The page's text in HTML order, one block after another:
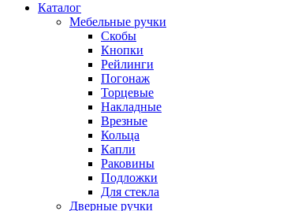
Каталог
Мебельные ручки
Скобы
Кнопки
Рейлинги
Погонаж
Торцевые
Накладные
Врезные
Кольца
Капли
Раковины
Подложки
Для стекла
Дверные ручки